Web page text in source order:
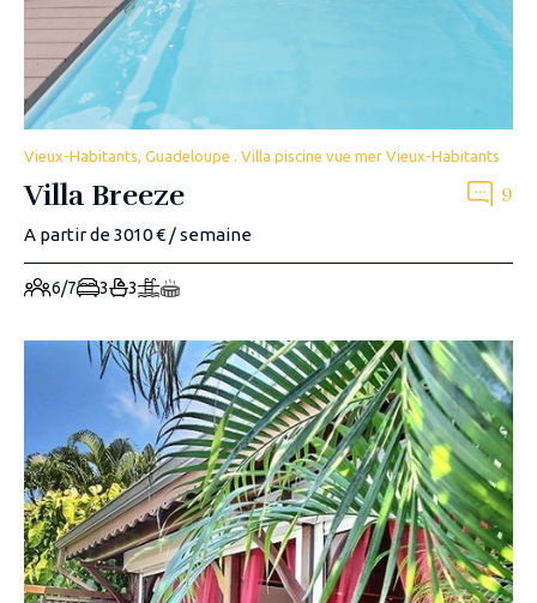
Vieux-Habitants, Guadeloupe . Villa piscine vue mer Vieux-Habitants
Villa Breeze 9
A partir de 3010 € / semaine
6/7 3 3